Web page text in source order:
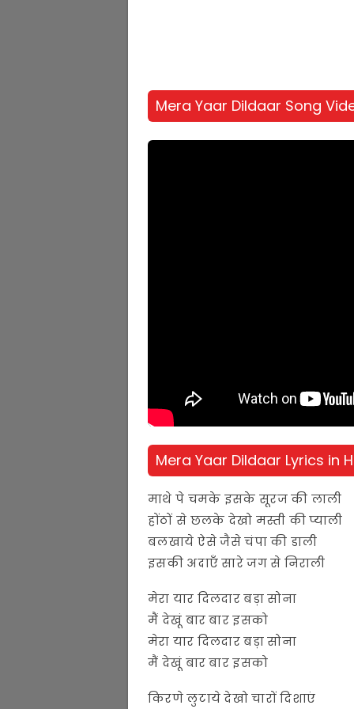
Mera Yaar Dildaar Song
Mera Yaar Dildaar Lyrics in
माथे पे चमके इसके सूरज की लाली
होंठों से छलके देखो मस्ती की प्याली
बलखाये ऐसे जैसे चंपा की डाली
इसकी अदाएँ सारे जग से निराली
मेरा यार दिलदार बड़ा सोना
मैं देखूं बार बार इसको
मेरा यार दिलदार बड़ा सोना
मैं देखूं बार बार इसको
किरणे लुटाये देखो चारों दिशाएं